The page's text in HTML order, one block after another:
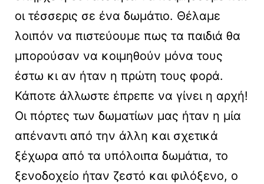
οι τέσσερις σε ένα δωμάτιο. Θέλαμε
λοιπόν να πιστεύουμε πως τα παιδιά θα
μπορούσαν να κοιμηθούν μόνα τους
έστω κι αν ήταν η πρώτη τους φορά.
Κάποτε άλλωστε έπρεπε να γίνει η αρχή!
Οι πόρτες των δωματίων μας ήταν η μία
απέναντι από την άλλη και σχετικά
ξέχωρα από τα υπόλοιπα δωμάτια, το
ξενοδοχείο ήταν ζεστό και φιλόξενο, ο